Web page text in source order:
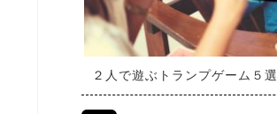
２人で遊ぶトランプゲーム５選